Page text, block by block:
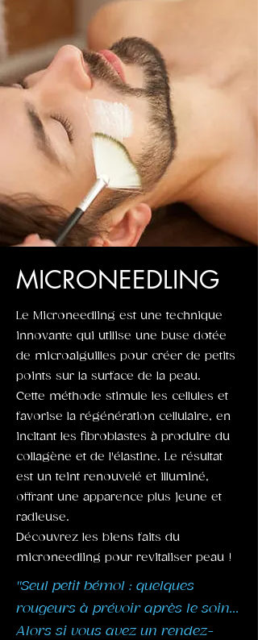
MICRONEEDLING
Le Microneedling est une technique
innovante qui utilise une buse dotée
de microaiguilles pour créer de petits
points sur la surface de la peau.
Cette méthode stimule les cellules et
favorise la régénération cellulaire, en
incitant les fibroblastes à produire du
collagène et de l'élastine. Le résultat
est un teint renouvelé et illuminé,
offrant une apparence plus jeune et
radieuse.
Découvrez les biens faits du
microneedling pour revitaliser peau !
"Seul petit bémol : quelques
rougeurs à prévoir après le soin...
Alors si vous avez un rendez-